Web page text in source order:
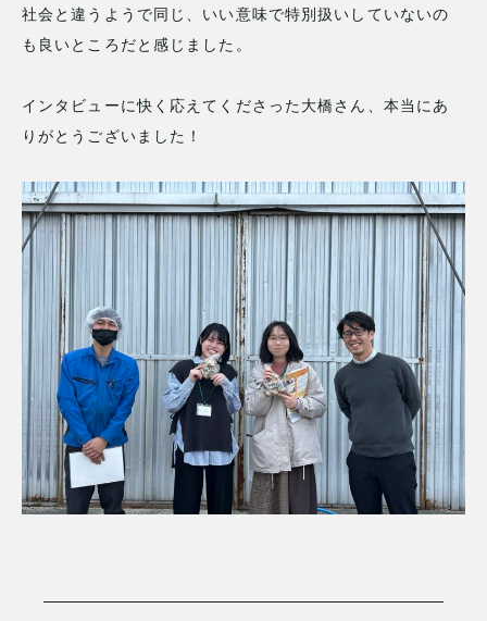
社会と違うようで同じ、いい意味で特別扱いしていないの
も良いところだと感じました。
インタビューに快く応えてくださった大橋さん、本当にあ
りがとうございました！